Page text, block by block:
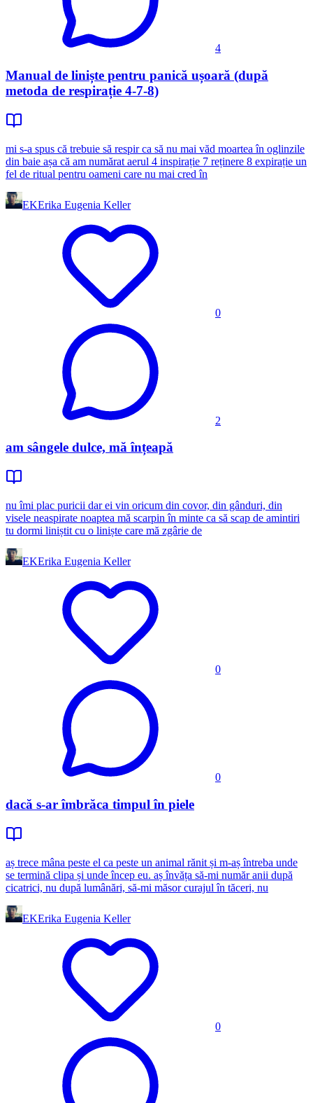
4
Manual de liniște pentru panică ușoară (după
metoda de respirație 4-7-8)
mi s-a spus că trebuie să respir ca să nu mai văd moartea în oglinzile
din baie așa că am numărat aerul 4 inspirație 7 reținere 8 expirație un
fel de ritual pentru oameni care nu mai cred în
EKErika Eugenia Keller
0
2
am sângele dulce, mă înțeapă
nu îmi plac puricii dar ei vin oricum din covor, din gânduri, din
visele neaspirate noaptea mă scarpin în minte ca să scap de amintiri
tu dormi liniștit cu o liniște care mă zgârie de
EKErika Eugenia Keller
0
0
dacă s-ar îmbrăca timpul în piele
aș trece mâna peste el ca peste un animal rănit și m-aș întreba unde
se termină clipa și unde încep eu. aș învăța să-mi număr anii după
cicatrici, nu după lumânări, să-mi măsor curajul în tăceri, nu
EKErika Eugenia Keller
0